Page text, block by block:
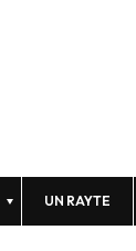
UN RAYTE